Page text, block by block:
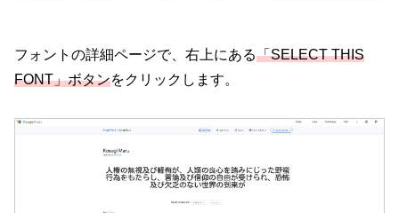
フォントの詳細ページで、右上にある「SELECT THIS
FONT」ボタンをクリックします。